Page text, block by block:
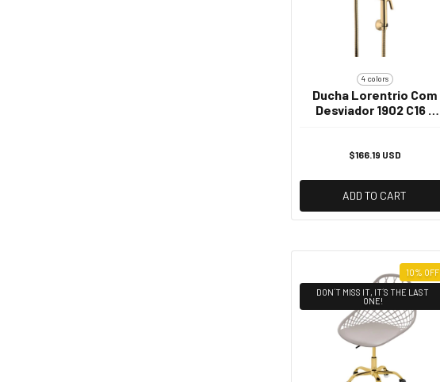
4 colors
Ducha Lorentrio Com
Desviador 1902 C16 -
$166.19 USD
ADD TO CART
10% OFF
DON´T MISS IT, IT´S THE LAST
ONE!